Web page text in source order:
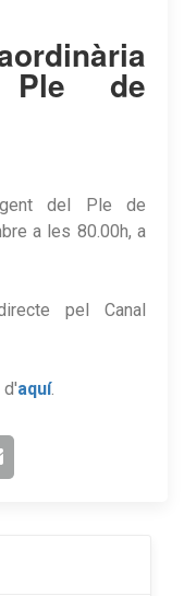
de
del Ple de
a les 80.00h, a
pel Canal
d'aquí.